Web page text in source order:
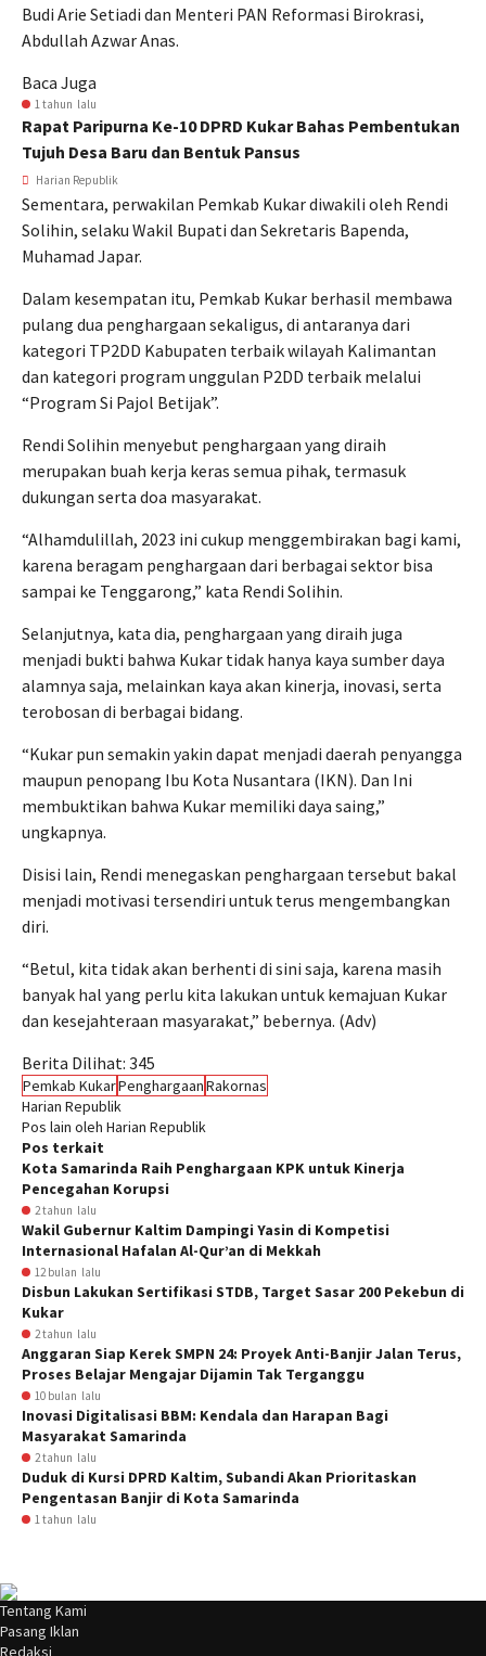
Budi Arie Setiadi dan Menteri PAN Reformasi Birokrasi,
Abdullah Azwar Anas.
Baca Juga
1 tahun lalu
Rapat Paripurna Ke-10 DPRD Kukar Bahas Pembentukan
Tujuh Desa Baru dan Bentuk Pansus
Harian Republik
Sementara, perwakilan Pemkab Kukar diwakili oleh Rendi
Solihin, selaku Wakil Bupati dan Sekretaris Bapenda,
Muhamad Japar.
Dalam kesempatan itu, Pemkab Kukar berhasil membawa
pulang dua penghargaan sekaligus, di antaranya dari
kategori TP2DD Kabupaten terbaik wilayah Kalimantan
dan kategori program unggulan P2DD terbaik melalui
“Program Si Pajol Betijak”.
Rendi Solihin menyebut penghargaan yang diraih
merupakan buah kerja keras semua pihak, termasuk
dukungan serta doa masyarakat.
“Alhamdulillah, 2023 ini cukup menggembirakan bagi kami,
karena beragam penghargaan dari berbagai sektor bisa
sampai ke Tenggarong,” kata Rendi Solihin.
Selanjutnya, kata dia, penghargaan yang diraih juga
menjadi bukti bahwa Kukar tidak hanya kaya sumber daya
alamnya saja, melainkan kaya akan kinerja, inovasi, serta
terobosan di berbagai bidang.
“Kukar pun semakin yakin dapat menjadi daerah penyangga
maupun penopang Ibu Kota Nusantara (IKN). Dan Ini
membuktikan bahwa Kukar memiliki daya saing,”
ungkapnya.
Disisi lain, Rendi menegaskan penghargaan tersebut bakal
menjadi motivasi tersendiri untuk terus mengembangkan
diri.
“Betul, kita tidak akan berhenti di sini saja, karena masih
banyak hal yang perlu kita lakukan untuk kemajuan Kukar
dan kesejahteraan masyarakat,” bebernya. (Adv)
Berita Dilihat: 345
Pemkab KukarPenghargaanRakornas
Harian Republik
Pos lain oleh Harian Republik
Pos terkait
Kota Samarinda Raih Penghargaan KPK untuk Kinerja
Pencegahan Korupsi
2 tahun lalu
Wakil Gubernur Kaltim Dampingi Yasin di Kompetisi
Internasional Hafalan Al-Qur’an di Mekkah
12 bulan lalu
Disbun Lakukan Sertifikasi STDB, Target Sasar 200 Pekebun di
Kukar
2 tahun lalu
Anggaran Siap Kerek SMPN 24: Proyek Anti-Banjir Jalan Terus,
Proses Belajar Mengajar Dijamin Tak Terganggu
10 bulan lalu
Inovasi Digitalisasi BBM: Kendala dan Harapan Bagi
Masyarakat Samarinda
2 tahun lalu
Duduk di Kursi DPRD Kaltim, Subandi Akan Prioritaskan
Pengentasan Banjir di Kota Samarinda
1 tahun lalu
Tentang Kami
Pasang Iklan
Redaksi